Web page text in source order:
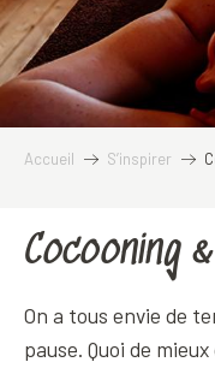
Accueil S’inspirer
Cocooning
On a tous envie de
pause. Quoi de